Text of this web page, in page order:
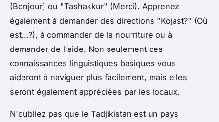
(Bonjour) ou "Tashakkur" (Merci). Apprenez
également à demander des directions "Kojast?" (Où
est...?), à commander de la nourriture ou à
demander de l'aide. Non seulement ces
connaissances linguistiques basiques vous
aideront à naviguer plus facilement, mais elles
seront également appréciées par les locaux.
N'oubliez pas que le Tadjikistan est un pays